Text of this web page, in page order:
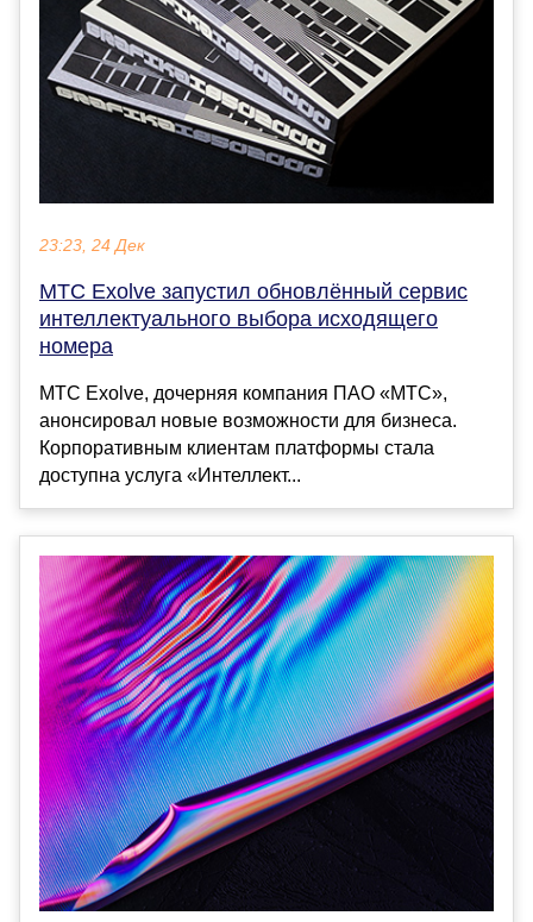
23:23, 24 Дек
МТС Exolve запустил обновлённый сервис
интеллектуального выбора исходящего
номера
МТС Exolve, дочерняя компания ПАО «МТС»,
анонсировал новые возможности для бизнеса.
Корпоративным клиентам платформы стала
доступна услуга «Интеллект...